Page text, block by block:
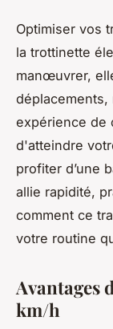
Optimiser vos
la trottinette
manœuvrer,
déplacements,
expérience de
d'atteindre
profiter d’une
allie rapidité,
comment ce
votre routine
Avantages
km/h